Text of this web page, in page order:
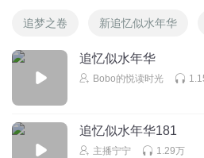
追梦之卷 新追忆似水年华
追忆似水年华
Bobo的悦读时光
追忆似水年华181
主播宁宁 1.29万